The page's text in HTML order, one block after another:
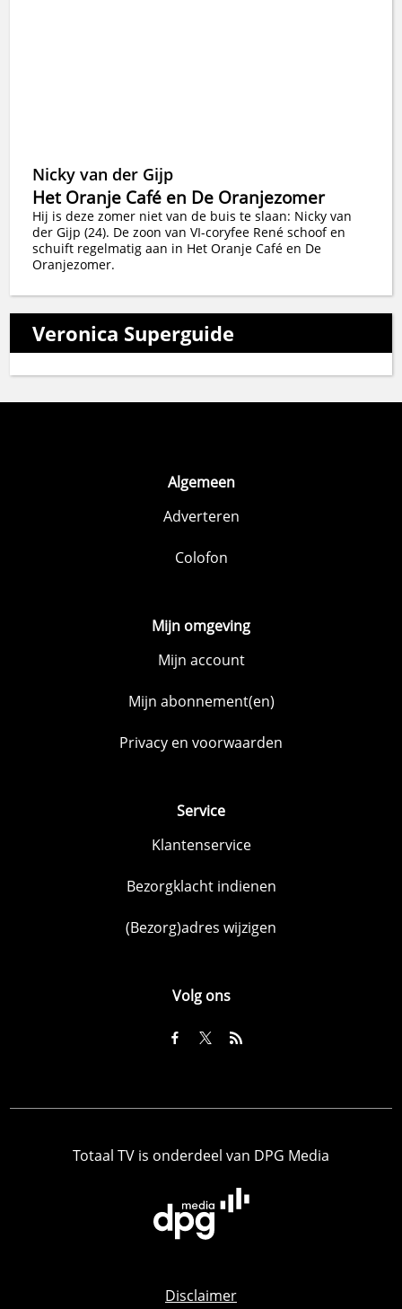
Nicky van der Gijp
Het Oranje Café en De Oranjezomer
Hij is deze zomer niet van de buis te slaan: Nicky van
der Gijp (24). De zoon van VI-coryfee René schoof en
schuift regelmatig aan in Het Oranje Café en De
Oranjezomer.
Veronica Superguide
Algemeen
Adverteren
Colofon
Mijn omgeving
Mijn account
Mijn abonnement(en)
Privacy en voorwaarden
Service
Klantenservice
Bezorgklacht indienen
(Bezorg)adres wijzigen
Volg ons
Totaal TV is onderdeel van DPG Media
Disclaimer